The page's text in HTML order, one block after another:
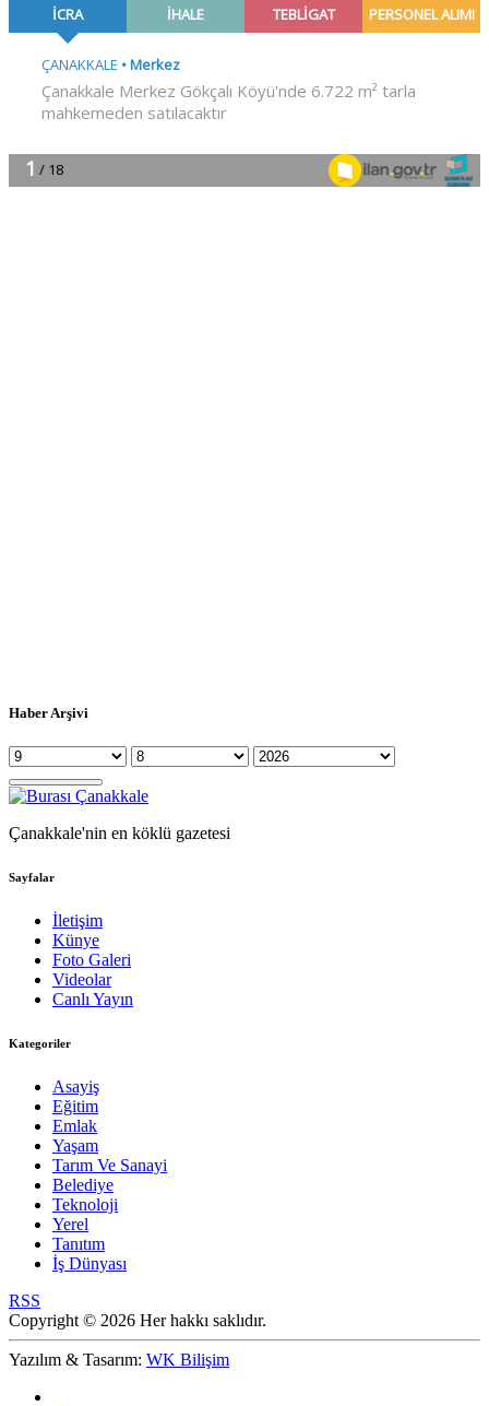
Haber Arşivi
Çanakkale'nin en köklü gazetesi
Sayfalar
İletişim
Künye
Foto Galeri
Videolar
Canlı Yayın
Kategoriler
Asayiş
Eğitim
Emlak
Yaşam
Tarım Ve Sanayi
Belediye
Teknoloji
Yerel
Tanıtım
İş Dünyası
RSS
Copyright © 2026 Her hakkı saklıdır.
Yazılım & Tasarım: WK Bilişim